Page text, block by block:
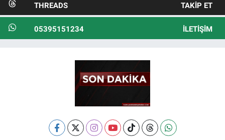
THREADS TAKIP ET
05395151234 İLETIŞIM